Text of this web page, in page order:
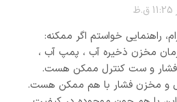
راهنمایی خواستم اگر ممکنه:
مخزن ذخیره آب ، پمپ آب ،
و ست کنترل ممکن هست.